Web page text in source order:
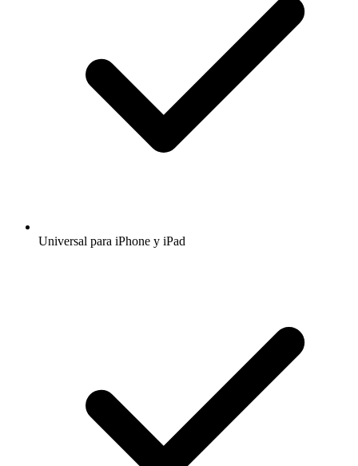
Universal para iPhone y iPad